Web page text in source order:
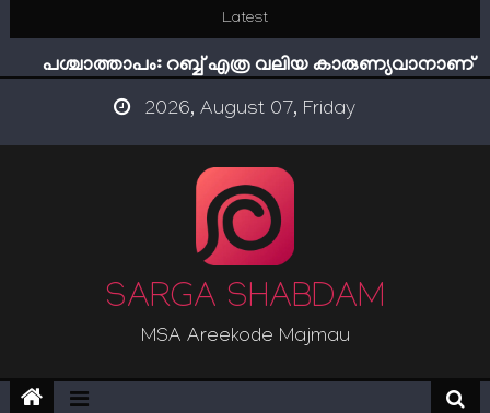
content
Latest
ഇമാം നവവി: അനന്തമായ നാൽപതാണ്ടുകൾ
പശ്ചാത്താപം: റബ്ബ് എത്ര വലിയ കാരുണ്യവാനാണ്
ഇന്ന് നേടിയാൽ ഇരട്ടി നേടാം
സൂക്ഷിക്കുക! കുറ്റകൃത്യങ്ങളാണിന്ന് ട്രെന്‍ഡ്
ഇമാം നവവി: അനന്തമായ നാൽപതാണ്ടുകൾ
2026, August 07, Friday
SARGA SHABDAM
MSA Areekode Majmau